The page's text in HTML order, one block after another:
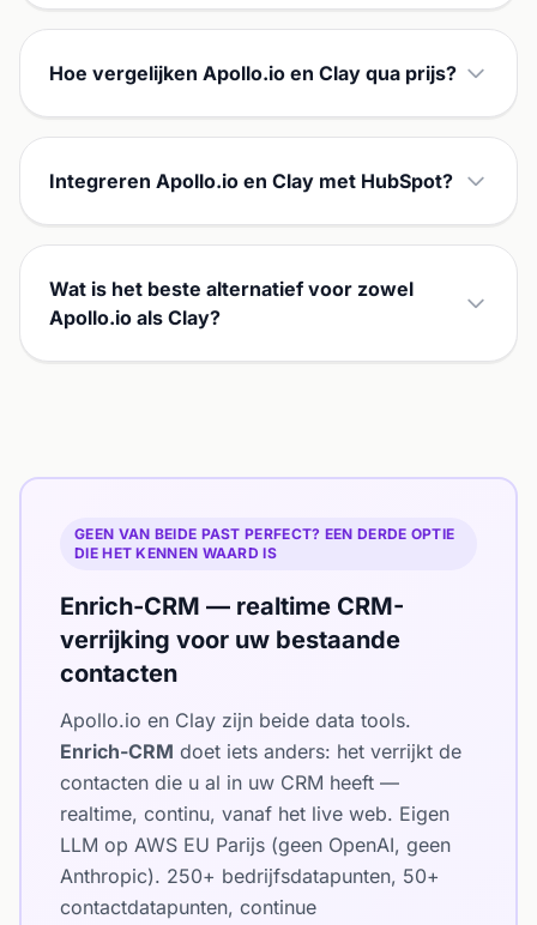
Hoe vergelijken Apollo.io en Clay qua prijs?
Integreren Apollo.io en Clay met HubSpot?
Wat is het beste alternatief voor zowel
Apollo.io als Clay?
GEEN VAN BEIDE PAST PERFECT? EEN DERDE OPTIE
DIE HET KENNEN WAARD IS
Enrich-CRM — realtime CRM-
verrijking voor uw bestaande
contacten
Apollo.io en Clay zijn beide data tools.
Enrich-CRM doet iets anders: het verrijkt de
contacten die u al in uw CRM heeft —
realtime, continu, vanaf het live web. Eigen
LLM op AWS EU Parijs (geen OpenAI, geen
Anthropic). 250+ bedrijfsdatapunten, 50+
contactdatapunten, continue